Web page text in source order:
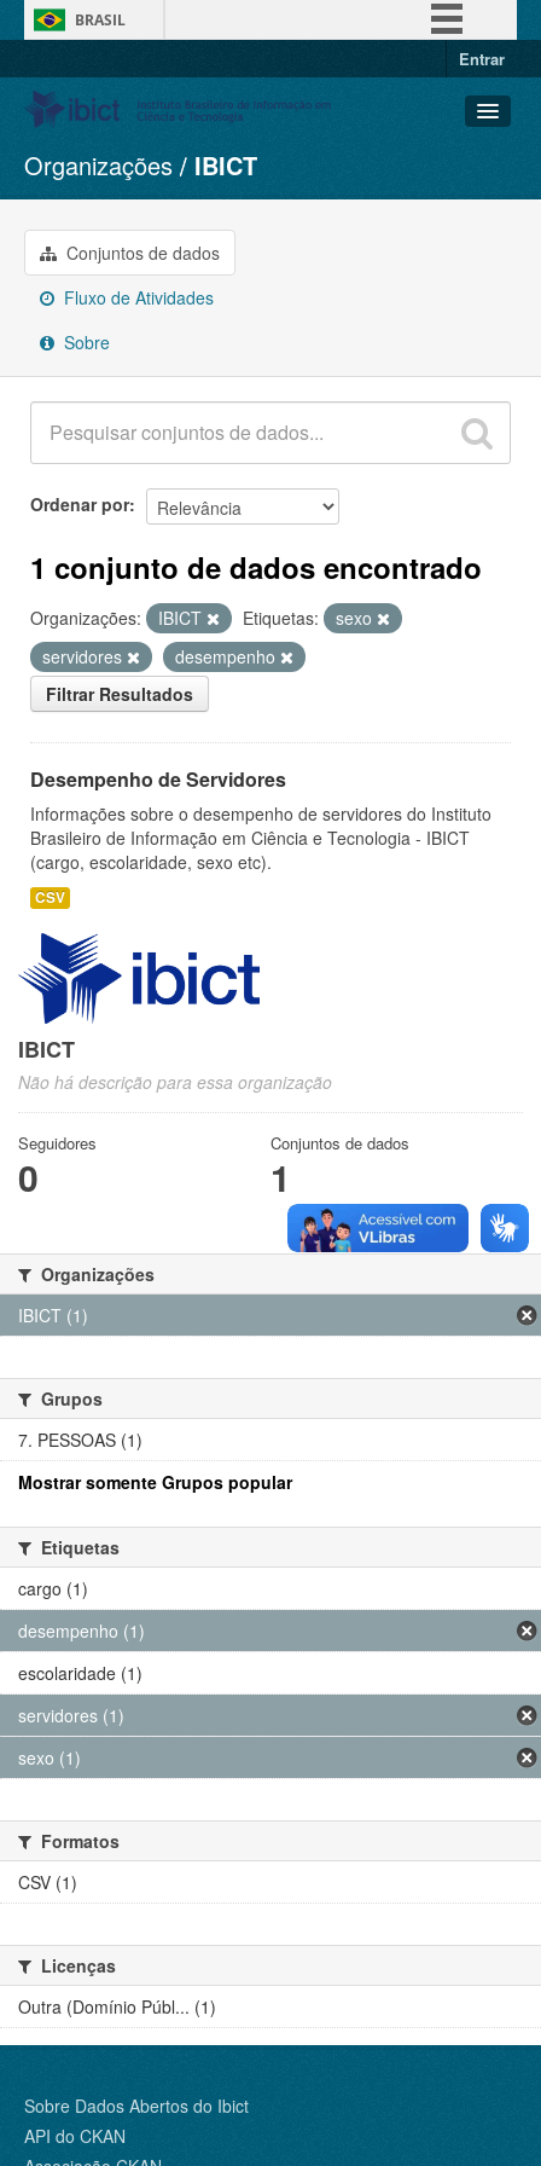
BRASIL
Entrar
Conjuntos de dados
Organizações
Grupos
Sobre
Organizações IBICT
Conjuntos de dados
Fluxo de Atividades
Sobre
Ordenar por
1 conjunto de dados encontrado
Organizações: IBICT Etiquetas:
sexo
servidores
desempenho
Filtrar Resultados
Desempenho de Servidores
Informações sobre o desempenho de servidores do Instituto
Brasileiro de Informação em Ciência e Tecnologia - IBICT
(cargo, escolaridade, sexo etc).
CSV
IBICT
Não há descrição para essa organização
Seguidores
0
Conjuntos de dados
1
Organizações
IBICT (1)
Grupos
7. PESSOAS (1)
Mostrar somente Grupos popular
Etiquetas
cargo (1)
desempenho (1)
escolaridade (1)
servidores (1)
sexo (1)
Formatos
CSV (1)
Licenças
Outra (Domínio Públ... (1)
Sobre Dados Abertos do Ibict
API do CKAN